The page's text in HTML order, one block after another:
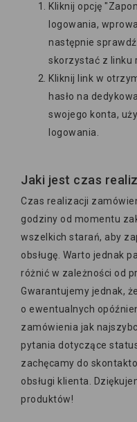
Kliknij opcję
logowania,
następnie
skorzystać z linku
Kliknij link w
hasło na
swojego konta,
logowania.
Jaki jest czas
Czas realizacji
godziny od momentu
wszelkich starań, aby
obsługę. Warto jednak
różnić w zależności od
Gwarantujemy jednak,
o ewentualnych
zamówienia jak
pytania dotyczące
zachęcamy do
obsługi klienta.
produktów!